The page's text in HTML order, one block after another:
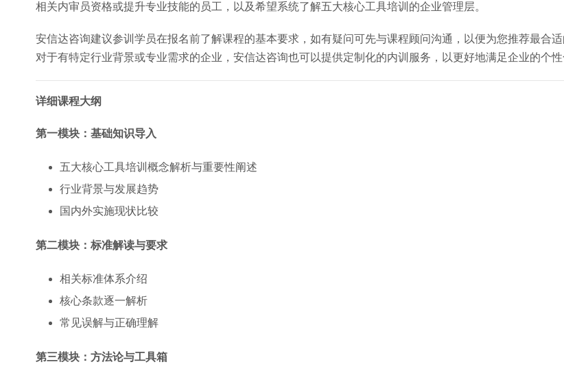
相关内审员资格或提升专业技能的员工，以及希望系统了解五大核心工具培训的企业管理层。
安信达咨询建议参训学员在报名前了解课程的基本要求，如有疑问可先与课程顾问沟通，以便为您推荐最合适
对于有特定行业背景或专业需求的企业，安信达咨询也可以提供定制化的内训服务，以更好地满足企业的个性
详细课程大纲
第一模块：基础知识导入
五大核心工具培训概念解析与重要性阐述
行业背景与发展趋势
国内外实施现状比较
第二模块：标准解读与要求
相关标准体系介绍
核心条款逐一解析
常见误解与正确理解
第三模块：方法论与工具箱